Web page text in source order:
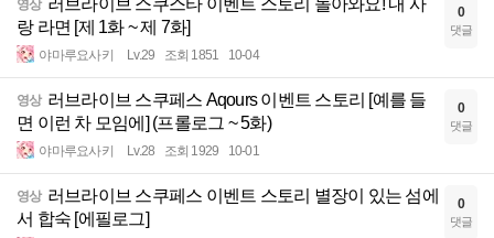
영상 러브라이브 스쿠스타 이벤트 스토리 돌아와요! 내 사
랑 라면 [제 1화 ~ 제 7화]
야마루요사키 Lv.29 조회 1851 10-04
0
댓글
영상 러브라이브 스쿠페스 Aqours 이벤트 스토리 [예를 들
면 이런 차 모임에] (프롤로그 ~ 5화)
야마루요사키 Lv.28 조회 1929 10-01
0
댓글
영상 러브라이브 스쿠페스 이벤트 스토리 별장이 있는 섬에
서 합숙 [에필로그]
0
댓글